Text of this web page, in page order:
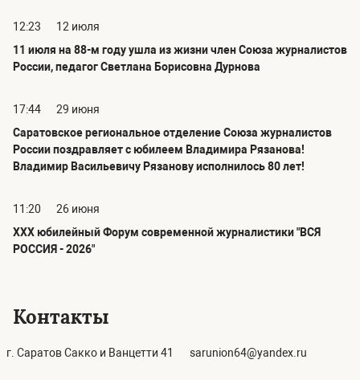
12:23
12 июля
11 июля на 88-м году ушла из жизни член Союза журналистов
России, педагог Светлана Борисовна Дурнова
17:44
29 июня
Саратовское региональное отделение Союза журналистов
России поздравляет с юбилеем Владимира Рязанова!
Владимир Васильевичу Рязанову исполнилось 80 лет!
11:20
26 июня
ХХХ юбилейный Форум современной журналистики "ВСЯ
РОССИЯ - 2026"
Контакты
г. Саратов Сакко и Ванцетти 41 sarunion64@yandex.ru